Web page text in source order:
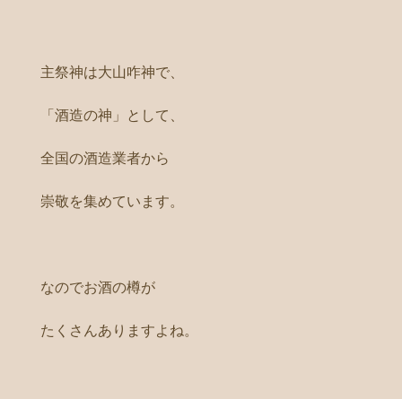
主祭神は大山咋神で、
「酒造の神」として、
全国の酒造業者から
崇敬を集めています。
なのでお酒の樽が
たくさんありますよね。